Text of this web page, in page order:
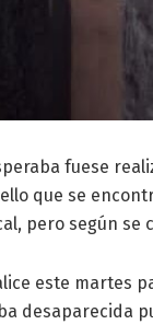
fuese
que se
pero según se
este martes
desaparecida